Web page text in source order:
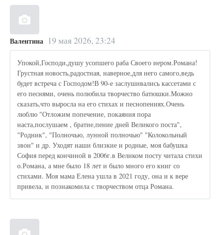
Валентина 19 мая 2026, 23:24
Упокой,Господи,душу усопшего раба Своего иером.Романа!
Грустная новость,радостная, наверное,для него самого,ведь
будет встреча с Господом!В 90-е заслушивались кассетами с
его песнями, очень полюбила творчество батюшки.Можно
сказать,что выросла на его стихах и песнопениях.Очень
люблю "Отложим попечение, покаяния пора
наста,послушаем , братие,пение дней Великого поста",
"Родник", "Полночью, лунной полночью" "Колокольный
звон" и др. Уходят наши близкие и родные, моя бабушка
София перед кончиной в 2006г.в Великом посту читала стихи
о.Романа, а мне было 18 лет и было много его книг со
стихами. Моя мама Елена ушла в 2021 году, она и к вере
привела, и познакомила с творчеством отца Романа.